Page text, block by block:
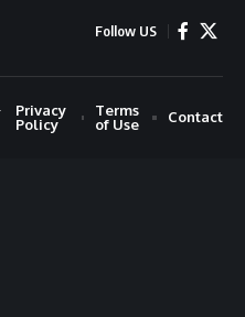
Follow US
Privacy
Policy
Terms
of Use
Contact